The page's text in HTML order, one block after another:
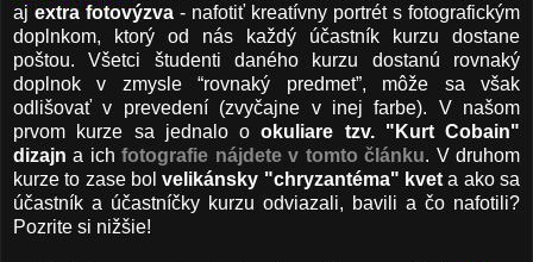
aj extra fotovýzva - nafotiť kreatívny portrét s fotografickým
doplnkom, ktorý od nás každý účastník kurzu dostane
poštou. Všetci študenti daného kurzu dostanú rovnaký
doplnok v zmysle “rovnaký predmet”, môže sa však
odlišovať v prevedení (zvyčajne v inej farbe). V našom
prvom kurze sa jednalo ookuliare tzv. "Kurt Cobain"
dizajn a ichfotografie nájdete v tomto článku. V druhom
kurze to zase bolvelikánsky "chryzantéma" kvet a ako sa
účastník a účastníčky kurzu odviazali, bavili a čo nafotili?
Pozrite si nižšie!